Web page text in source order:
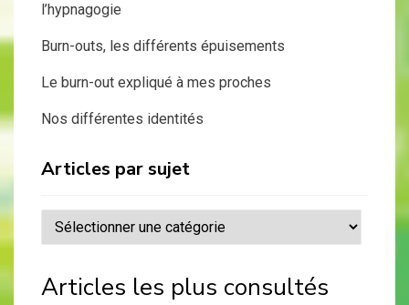
l’hypnagogie
Burn-outs, les différents épuisements
Le burn-out expliqué à mes proches
Nos différentes identités
Articles par sujet
Articles
par
Articles les plus consultés